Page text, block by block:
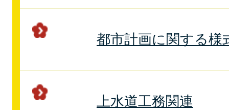
都市計画に関する様
上水道工務関連